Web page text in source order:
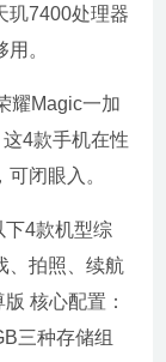
玑7400处理器
。
耀Magic一加
4款手机在性
闭眼入。
4款机型综
、拍照、续航
核心配置：
三种存储组